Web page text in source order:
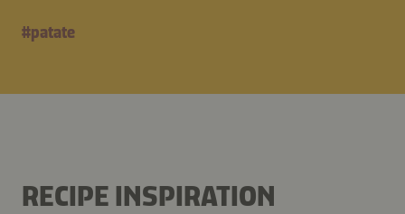
#patate
RECIPE INSPIRATION